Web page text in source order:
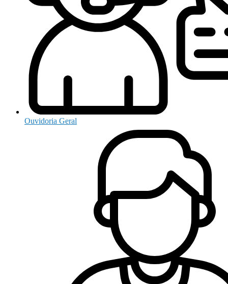
Ouvidoria Geral